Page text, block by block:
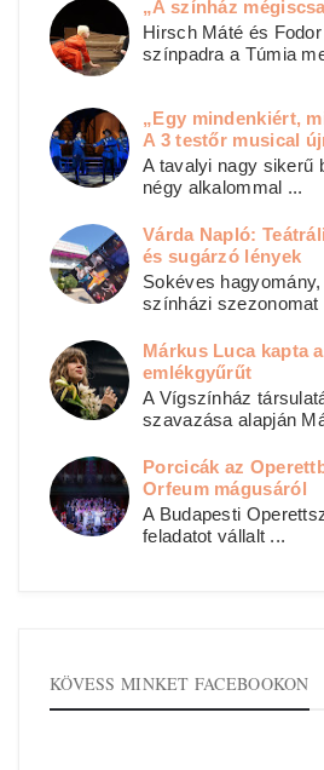
„A színház
Hirsch Máté és
színpadra a Túmia
„Egy mindenkiért,
A 3 testőr musical
A tavalyi nagy sikerű
négy alkalommal ...
Várda Napló:
és sugárzó lények
Sokéves
színházi
Márkus Luca kapta
emlékgyűrűt
A Vígszínház
szavazása alapján
Porcicák az
Orfeum mágusáról
A Budapesti
feladatot vállalt ...
KÖVESS MINKET FACEBOOKON